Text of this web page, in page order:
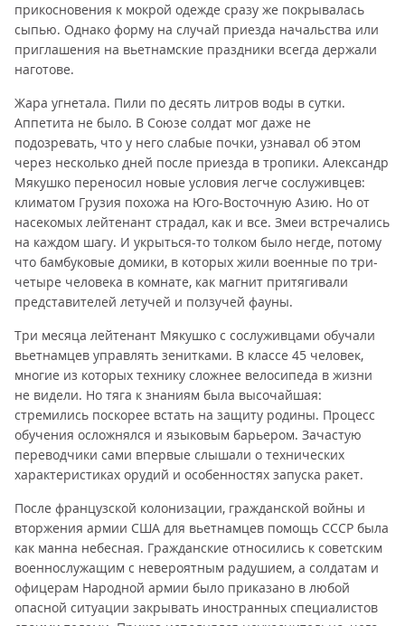
прикосновения к мокрой одежде сразу же покрывалась
сыпью. Однако форму на случай приезда начальства или
приглашения на вьетнамские праздники всегда держали
наготове.
Жара угнетала. Пили по десять литров воды в сутки.
Аппетита не было. В Союзе солдат мог даже не
подозревать, что у него слабые почки, узнавал об этом
через несколько дней после приезда в тропики. Александр
Мякушко переносил новые условия легче сослуживцев:
климатом Грузия похожа на Юго-Восточную Азию. Но от
насекомых лейтенант страдал, как и все. Змеи встречались
на каждом шагу. И укрыться-то толком было негде, потому
что бамбуковые домики, в которых жили военные по три-
четыре человека в комнате, как магнит притягивали
представителей летучей и ползучей фауны.
Три месяца лейтенант Мякушко с сослуживцами обучали
вьетнамцев управлять зенитками. В классе 45 человек,
многие из которых технику сложнее велосипеда в жизни
не видели. Но тяга к знаниям была высочайшая:
стремились поскорее встать на защиту родины. Процесс
обучения осложнялся и языковым барьером. Зачастую
переводчики сами впервые слышали о технических
характеристиках орудий и особенностях запуска ракет.
После французской колонизации, гражданской войны и
вторжения армии США для вьетнамцев помощь СССР была
как манна небесная. Гражданские относились к советским
военнослужащим с невероятным радушием, а солдатам и
офицерам Народной армии было приказано в любой
опасной ситуации закрывать иностранных специалистов